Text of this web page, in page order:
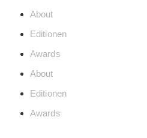
About
Editionen
Awards
About
Editionen
Awards